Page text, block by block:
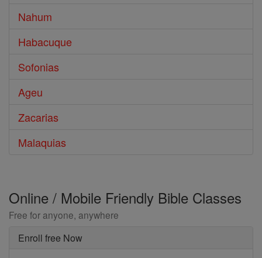
Nahum
Habacuque
Sofonias
Ageu
Zacarias
Malaquias
Online / Mobile Friendly Bible Classes
Free for anyone, anywhere
Enroll free Now